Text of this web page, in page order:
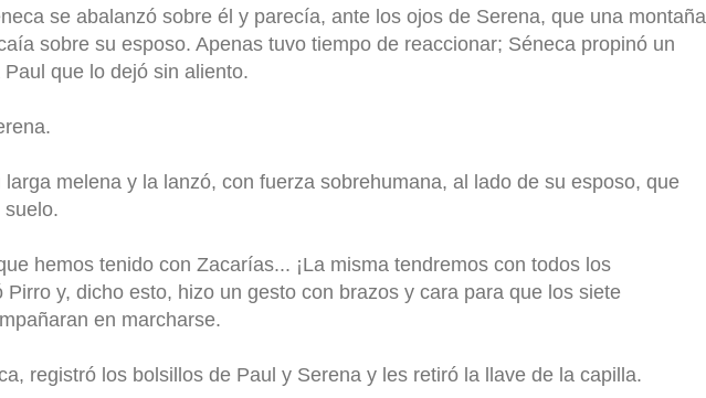
se abalanzó sobre él y parecía, ante los ojos de Serena, que una montaña
sobre su esposo. Apenas tuvo tiempo de reaccionar; Séneca propinó un
que lo dejó sin aliento.
melena y la lanzó, con fuerza sobrehumana, al lado de su esposo, que
hemos tenido con Zacarías... ¡La misma tendremos con todos los
Pirro y, dicho esto, hizo un gesto con brazos y cara para que los siete
en marcharse.
registró los bolsillos de Paul y Serena y les retiró la llave de la capilla.